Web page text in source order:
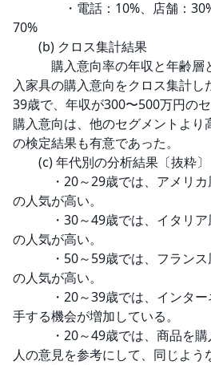
・電話：10%、店舗：30%
70%
(b) クロス集計結果
購入意向率の年収と年齢層と
入家具の購入意向をクロス集計し
39歳で、年収が300〜500万円の
購入意向は、他のセグメントより
の検定結果も有意であった。
(c) 年代別の分析結果〔抜粋〕
・20～29歳では、アメリカ
の人気が高い。
・30～49歳では、イタリア
の人気が高い。
・50～59歳では、フランス
の人気が高い。
・20～39歳では、インター
手する機会が増加している。
・20～49歳では、商品を購
人の意見を参考にして、同じよ